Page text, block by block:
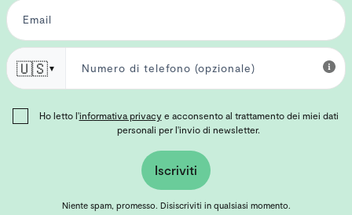
🇺🇸▼
Ho letto l'informativa privacye acconsento al trattamento dei miei dati
personali per l'invio di newsletter.
Iscriviti
Niente spam, promesso. Disiscriviti in qualsiasi momento.